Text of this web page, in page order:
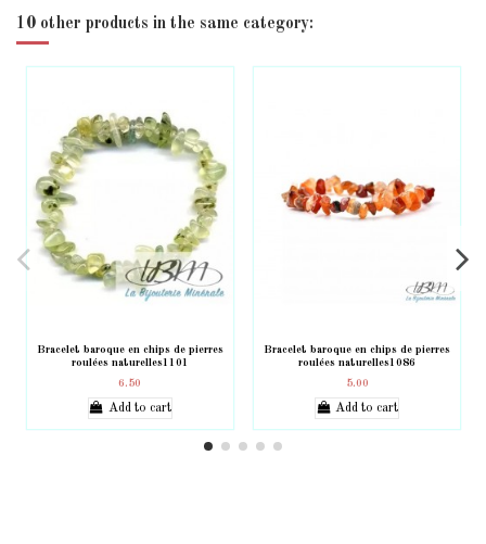
10 other products in the same category:
Bracelet baroque en chips de pierres
roulées naturelles1101
6.50
Add to cart
Bracelet baroque en chips de pierres
roulées naturelles1086
5.00
Add to cart